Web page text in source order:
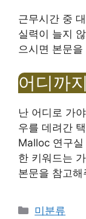
근무시간 중
실력이 늘지
으시면 본문
어디까
난 어디로 가
우를 데려간
Malloc 연구실
한 키워드는
본문을 참고해
Categories
미분류